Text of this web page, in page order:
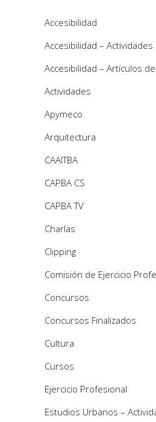
Accesibilidad
Accesibilidad – Actividades
Accesibilidad – Artículos
Actividades
Apymeco
Arquitectura
CAAITBA
CAPBA CS
CAPBA TV
Charlas
Clipping
Comisión de Ejercicio
Concursos
Concursos Finalizados
Cultura
Cursos
Ejercicio Profesional
Estudios Urbanos –